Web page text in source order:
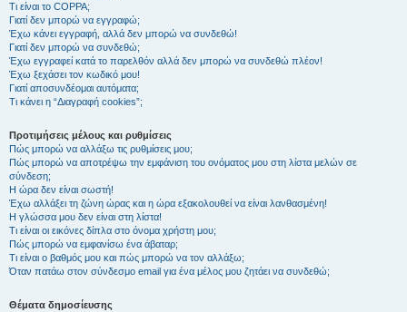
Τι είναι το COPPA;
Γιατί δεν μπορώ να εγγραφώ;
Έχω κάνει εγγραφή, αλλά δεν μπορώ να συνδεθώ!
Γιατί δεν μπορώ να συνδεθώ;
Έχω εγγραφεί κατά το παρελθόν αλλά δεν μπορώ να συνδεθώ πλέον!
Έχω ξεχάσει τον κωδικό μου!
Γιατί αποσυνδέομαι αυτόματα;
Τι κάνει η “Διαγραφή cookies”;
Προτιμήσεις μέλους και ρυθμίσεις
Πώς μπορώ να αλλάξω τις ρυθμίσεις μου;
Πώς μπορώ να αποτρέψω την εμφάνιση του ονόματος μου στη λίστα μελών σε
σύνδεση;
Η ώρα δεν είναι σωστή!
Έχω αλλάξει τη ζώνη ώρας και η ώρα εξακολουθεί να είναι λανθασμένη!
Η γλώσσα μου δεν είναι στη λίστα!
Τι είναι οι εικόνες δίπλα στο όνομα χρήστη μου;
Πώς μπορώ να εμφανίσω ένα άβαταρ;
Τι είναι ο βαθμός μου και πώς μπορώ να τον αλλάξω;
Όταν πατάω στον σύνδεσμο email για ένα μέλος μου ζητάει να συνδεθώ;
Θέματα δημοσίευσης